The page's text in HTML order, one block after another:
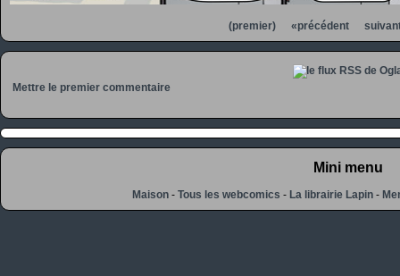
(premier) «précédent
Mettre le premier commentaire
Mini menu
Maison -Tous les webcomics -La librairie Lapin -